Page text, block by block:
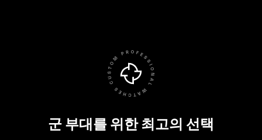
군 부대를 위한 최고의 선택